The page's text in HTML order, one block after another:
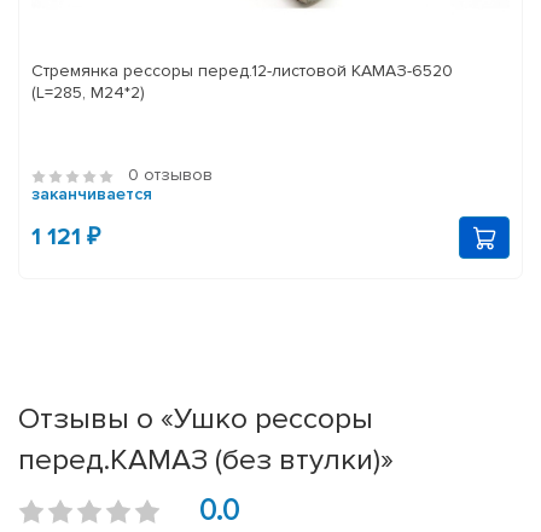
Стремянка рессоры перед.12-листовой КАМАЗ-6520
(L=285, М24*2)
0 отзывов
заканчивается
1 121 ₽
Отзывы о «Ушко рессоры
перед.КАМАЗ (без втулки)»
0.0